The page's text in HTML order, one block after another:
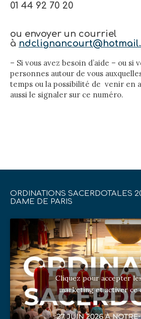
01 44 92 70 20
ou envoyer un courriel
à
– Si vous avez besoin d’aide – ou si
personnes autour de vous
temps ou la possibilité de venir en
aussi le signaler sur ce numéro.
ORDINATIONS SACERDOTALES
DAME DE PARIS
Cliquez pour accepter
marketing et activer ce